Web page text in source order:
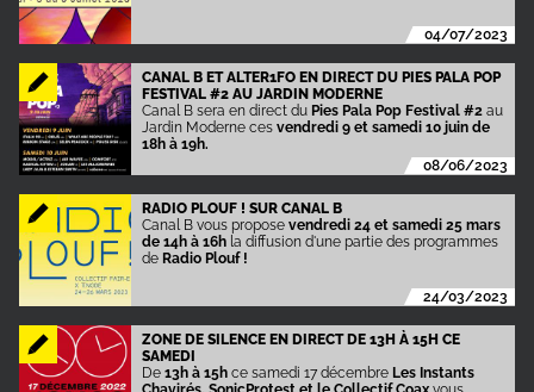
04/07/2023
CANAL B ET ALTER1FO EN DIRECT DU PIES PALA POP
FESTIVAL #2 AU JARDIN MODERNE
Canal B sera en direct du Pies Pala Pop Festival #2 au
Jardin Moderne ces vendredi 9 et samedi 10 juin de
18h à 19h.
08/06/2023
RADIO PLOUF ! SUR CANAL B
Canal B vous proposevendredi 24 et samedi 25 mars
de 14h à 16h la diffusion d'une partie des programmes
de Radio Plouf !
24/03/2023
ZONE DE SILENCE EN DIRECT DE 13H À 15H CE
SAMEDI
De13h à 15h ce samedi 17 décembre Les Instants